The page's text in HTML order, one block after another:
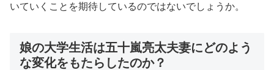
いていくことを期待しているのではないでしょうか。
娘の大学生活は五十嵐亮太夫妻にどのよう
な変化をもたらしたのか？